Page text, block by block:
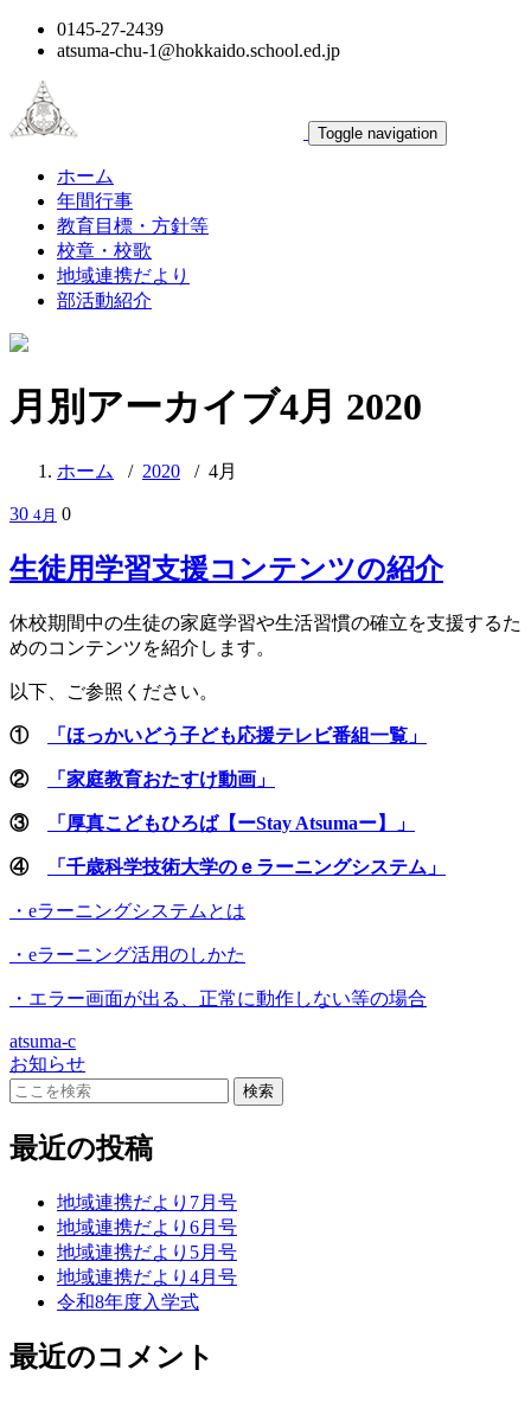
0145-27-2439
atsuma-chu-1@hokkaido.school.ed.jp
Toggle navigation
ホーム
年間行事
教育目標・方針等
校章・校歌
地域連携だより
部活動紹介
月別アーカイブ4月 2020
ホーム / 2020 / 4月
30 4月 0
生徒用学習支援コンテンツの紹介
休校期間中の生徒の家庭学習や生活習慣の確立を支援するた
めのコンテンツを紹介します。
以下、ご参照ください。
① 「ほっかいどう子ども応援テレビ番組一覧」
② 「家庭教育おたすけ動画」
③ 「厚真こどもひろば【ーStay Atsumaー】」
④ 「千歳科学技術大学のｅラーニングシステム」
・eラーニングシステムとは
・eラーニング活用のしかた
・エラー画面が出る、正常に動作しない等の場合
atsuma-c
お知らせ
最近の投稿
地域連携だより7月号
地域連携だより6月号
地域連携だより5月号
地域連携だより4月号
令和8年度入学式
最近のコメント